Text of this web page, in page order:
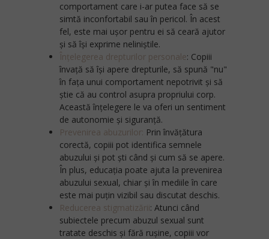
comportament care i-ar putea face să se
simtă inconfortabil sau în pericol. În acest
fel, este mai ușor pentru ei să ceară ajutor
și să își exprime neliniștile.
Înțelegerea drepturilor personale: Copiii
învață să își apere drepturile, să spună "nu"
în fața unui comportament nepotrivit și să
știe că au control asupra propriului corp.
Această înțelegere le va oferi un sentiment
de autonomie și siguranță.
Prevenirea abuzurilor: Prin învățătura
corectă, copiii pot identifica semnele
abuzului și pot ști când și cum să se apere.
În plus, educația poate ajuta la prevenirea
abuzului sexual, chiar și în mediile în care
este mai puțin vizibil sau discutat deschis.
Reducerea stigmatizării: Atunci când
subiectele precum abuzul sexual sunt
tratate deschis și fără rușine, copiii vor